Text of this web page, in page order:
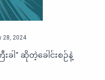
28, 2024
ခါ” ဆိုတဲ့ခေါင်းစဉ်နဲ့